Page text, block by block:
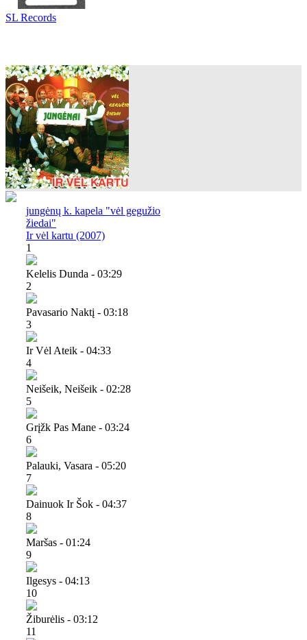
SL Records
jungėnų k. kapela "vėl gegužio
žiedai"
Ir vėl kartu (2007)
1
Kelelis Dunda - 03:29
2
Pavasario Naktį - 03:18
3
Ir Vėl Ateik - 04:33
4
Neišeik, Neišeik - 02:28
5
Grįžk Pas Mane - 03:24
6
Palauki, Vasara - 05:20
7
Dainuok Ir Šok - 04:37
8
Maršas - 01:24
9
Ilgesys - 04:13
10
Žiburėlis - 03:12
11